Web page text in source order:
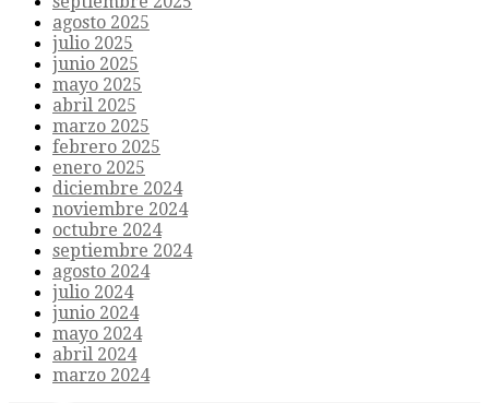
agosto 2025
julio 2025
junio 2025
mayo 2025
abril 2025
marzo 2025
febrero 2025
enero 2025
diciembre 2024
noviembre 2024
octubre 2024
septiembre 2024
agosto 2024
julio 2024
junio 2024
mayo 2024
abril 2024
marzo 2024